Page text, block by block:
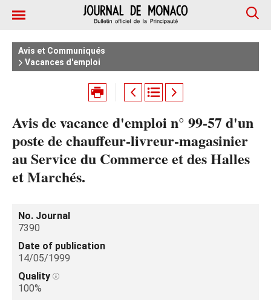
Avis et Communiqués
Vacances d'emploi
Avis de vacance d'emploi n° 99-57 d'un
poste de chauffeur-livreur-magasinier
au Service du Commerce et des Halles
et Marchés.
No. Journal
7390
Date of publication
14/05/1999
Quality
100%